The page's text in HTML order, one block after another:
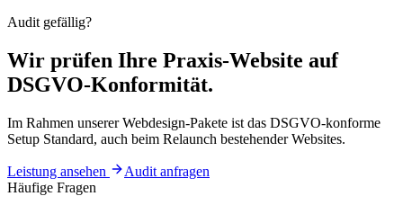
Audit gefällig?
Wir prüfen Ihre Praxis-Website auf
DSGVO-Konformität.
Im Rahmen unserer Webdesign-Pakete ist das DSGVO-konforme
Setup Standard, auch beim Relaunch bestehender Websites.
Leistung ansehen
Audit anfragen
Häufige Fragen